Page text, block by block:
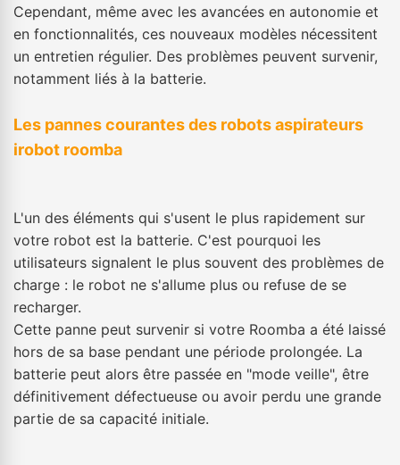
Cependant, même avec les avancées en autonomie et
en fonctionnalités, ces nouveaux modèles nécessitent
un entretien régulier. Des problèmes peuvent survenir,
notamment liés à la batterie.
Les pannes courantes des robots aspirateurs
irobot roomba
L'un des éléments qui s'usent le plus rapidement sur
votre robot est la batterie. C'est pourquoi les
utilisateurs signalent le plus souvent des problèmes de
charge : le robot ne s'allume plus ou refuse de se
recharger.
Cette panne peut survenir si votre Roomba a été laissé
hors de sa base pendant une période prolongée. La
batterie peut alors être passée en "mode veille", être
définitivement défectueuse ou avoir perdu une grande
partie de sa capacité initiale.